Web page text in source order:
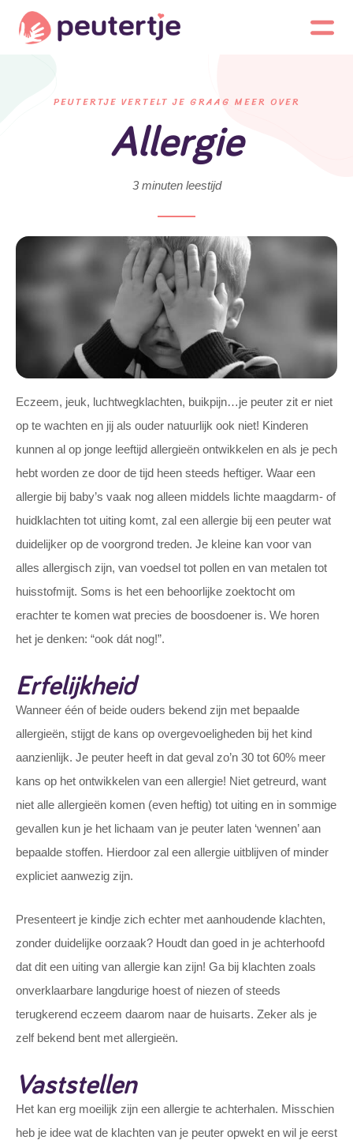
PEUTERTJE VERTELT JE GRAAG MEER OVER
Allergie
3 minuten leestijd
Eczeem, jeuk, luchtwegklachten, buikpijn…je peuter zit er niet
op te wachten en jij als ouder natuurlijk ook niet! Kinderen
kunnen al op jonge leeftijd allergieën ontwikkelen en als je pech
hebt worden ze door de tijd heen steeds heftiger. Waar een
allergie bij baby’s vaak nog alleen middels lichte maagdarm- of
huidklachten tot uiting komt, zal een allergie bij een peuter wat
duidelijker op de voorgrond treden. Je kleine kan voor van
alles allergisch zijn, van voedsel tot pollen en van metalen tot
huisstofmijt. Soms is het een behoorlijke zoektocht om
erachter te komen wat precies de boosdoener is. We horen
het je denken: “ook dát nog!”.
Erfelijkheid
Wanneer één of beide ouders bekend zijn met bepaalde
allergieën, stijgt de kans op overgevoeligheden bij het kind
aanzienlijk. Je peuter heeft in dat geval zo’n 30 tot 60% meer
kans op het ontwikkelen van een allergie! Niet getreurd, want
niet alle allergieën komen (even heftig) tot uiting en in sommige
gevallen kun je het lichaam van je peuter laten ‘wennen’ aan
bepaalde stoffen. Hierdoor zal een allergie uitblijven of minder
expliciet aanwezig zijn.
Presenteert je kindje zich echter met aanhoudende klachten,
zonder duidelijke oorzaak? Houdt dan goed in je achterhoofd
dat dit een uiting van allergie kan zijn! Ga bij klachten zoals
onverklaarbare langdurige hoest of niezen of steeds
terugkerend eczeem daarom naar de huisarts. Zeker als je
zelf bekend bent met allergieën.
Vaststellen
Het kan erg moeilijk zijn een allergie te achterhalen. Misschien
heb je idee wat de klachten van je peuter opwekt en wil je eerst